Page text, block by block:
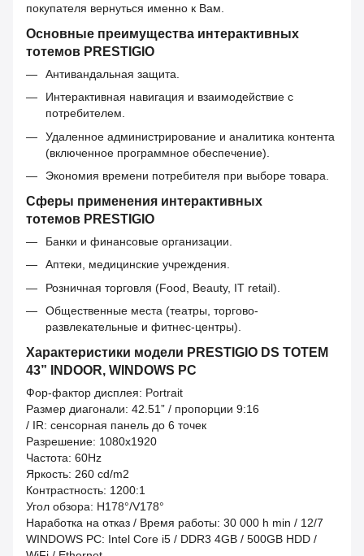
покупателя вернуться именно к Вам.
Основные преимущества интерактивных
тотемов PRESTIGIO
Антивандальная защита.
Интерактивная навигация и взаимодействие с
потребителем.
Удаленное администрирование и аналитика контента
(включенное программное обеспечение).
Экономия времени потребителя при выборе товара.
Сферы применения интерактивных
тотемов PRESTIGIO
Банки и финансовые организации.
Аптеки, медицинские учреждения.
Розничная торговля (Food, Beauty, IT retail).
Общественные места (театры, торгово-
развлекательные и фитнес-центры).
Характеристики модели PRESTIGIO DS TOTEM
43” INDOOR, WINDOWS PC
Фор-фактор дисплея: Portrait
Размер диагонали: 42.51” / пропорции 9:16
/ IR: сенсорная панель до 6 точек
Разрешение: 1080x1920
Частота: 60Hz
Яркость: 260 cd/m2
Контрастность: 1200:1
Угол обзора: H178°/V178°
Наработка на отказ / Время работы: 30 000 h min / 12/7
WINDOWS PC: Intel Core i5 / DDR3 4GB / 500GB HDD /